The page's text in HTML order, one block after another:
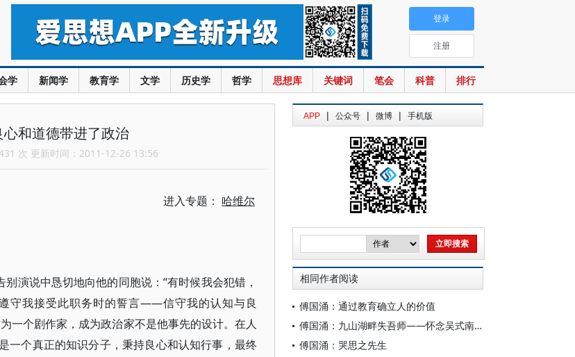
学 新闻学 教育学 文学 历史学 哲学 思想库 关键词 笔会 科普 排行
登录
注册
和道德带进了政治
次 更新时间：2011-12-26 13:56
进入专题： 哈维尔
演说中恳切地向他的同胞说：“有时候我会犯错，
守我接受此职务时的誓言——信守我的认知与良
一个剧作家，成为政治家不是他事先的设计。在人
一个真正的知识分子，秉持良心和认知行事，最终
APP | 公众号 | 微博 | 手机版
相同作者阅读
傅国涌：通过教育确立人的价值
傅国涌：九山湖畔失吾师——怀念吴式南先生
傅国涌：哭思之先生